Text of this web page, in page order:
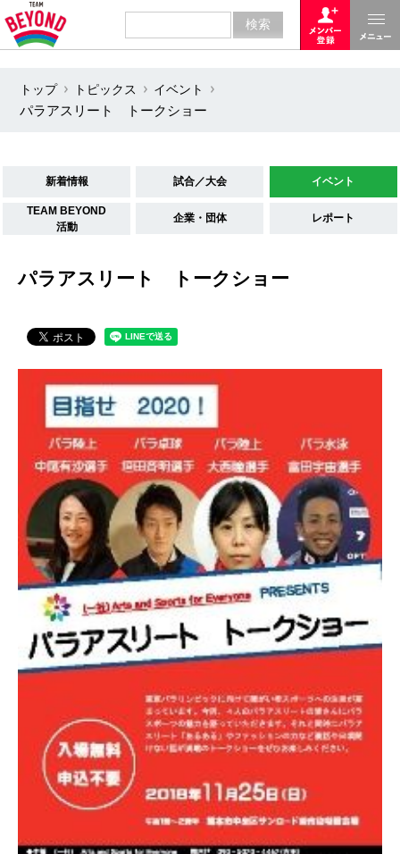
トップ トピックス
イベント
パラアスリート トークショー
新着情報 試合／大会 イベント
TEAM BEYOND
活動
企業・団体 レポート
パラアスリート トークショー